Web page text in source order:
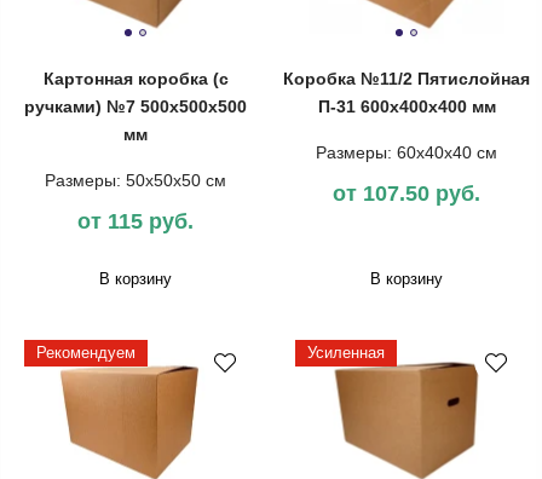
Картонная коробка (с
ручками) №7 500х500х500
мм
Размеры: 50х50х50 см
от 115 руб.
В корзину
Коробка №11/2 Пятислойная
П-31 600х400х400 мм
Размеры: 60х40х40 см
от 107.50 руб.
В корзину
Рекомендуем Усиленная